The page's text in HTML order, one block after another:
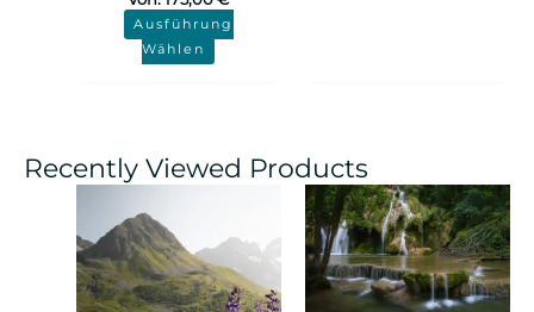
Ausführung
Wählen
Recently Viewed Products